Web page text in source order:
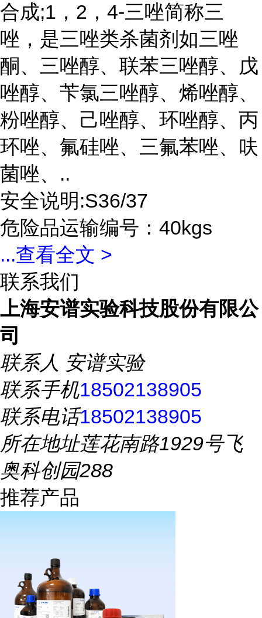
合成;1，2，4-三唑简称三
唑，是三唑类杀菌剂如三唑
酮、三唑醇、联苯三唑醇、戊
唑醇、苄氯三唑醇、烯唑醇、
粉唑醇、己唑醇、环唑醇、丙
环唑、氟硅唑、三氟苯唑、呋
菌唑、..
安全说明:S36/37
危险品运输编号：40kgs
...查看全文 >
联系我们
上海安谱实验科技股份有限公
司
联系人 安谱实验
联系手机18502138905
联系电话18502138905
所在地址莲花南路1929号飞
奥科创园288
推荐产品